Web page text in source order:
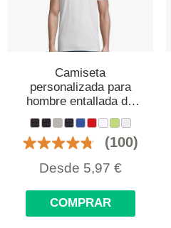
Camiseta
personalizada para
hombre entallada de
algodón orgánico
(100)
Desde 5,97 €
COMPRAR